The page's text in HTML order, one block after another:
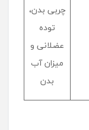
چربی بدن،
توده
عضلانی و
میزان آب
بدن